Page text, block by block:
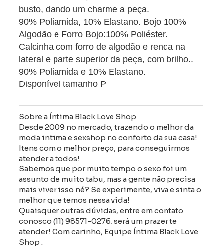
busto, dando um charme a peça.
90% Poliamida, 10% Elastano. Bojo 100%
Algodão e Forro Bojo:100% Poliéster.
Calcinha com forro de algodão e renda na
lateral e parte superior da peça, com brilho..
90% Poliamida e 10% Elastano.
Disponível tamanho P
Sobre a Íntima Black Love Shop
Desde 2009 no mercado, trazendo o melhor da
moda intima e sexshop no conforto da sua casa!
Itens com o melhor preço, para conseguirmos
atender a todos!
Sabemos que por muito tempo o sexo foi um
assunto de muito tabu, mas a gente não precisa
mais viver isso né? Se experimente, viva e sinta o
melhor que temos nessa vida!
Quaisquer outras dúvidas, entre em contato
conosco (11) 98571-0276, será um prazer te
atender! Com carinho, Equipe Íntima Black Love
Shop .